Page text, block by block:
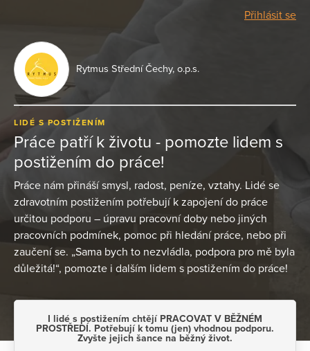
Přihlásit se
Rytmus Střední Čechy, o.p.s.
LIDÉ S POSTIŽENÍM
Práce patří k životu - pomozte lidem s
postižením do práce!
Práce nám přináší smysl, radost, peníze, vztahy. Lidé se
zdravotním postižením potřebují k zapojení do práce
určitou podporu – úpravu pracovní doby nebo jiných
pracovních podmínek, pomoc při hledání práce, nebo při
zaučení se. „Sama bych to nezvládla, podpora pro mě byla
důležitá!“, pomozte i dalším lidem s postižením do práce!
I lidé s postižením chtějí PRACOVAT V BĚŽNÉM
PROSTŘEDÍ. Potřebují k tomu (jen) vhodnou podporu.
Zvyšte jejich šance na běžný život.